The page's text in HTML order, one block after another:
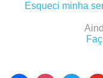
Esqueci minha